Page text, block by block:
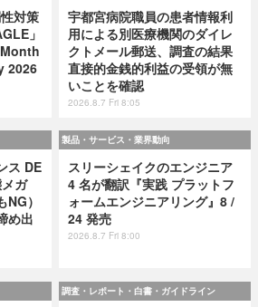
対策
」
2026
宇都宮病院職員の患者情報利
用による別医療機関のダイレ
クトメール郵送、調査の結果
直接的金銭的利益の受領が無
いことを確認
2026.8.7 Fri 8:05
ス DE
ガ
）
め出
製品・サービス・業界動向
スリーシェイクのエンジニア
4 名が翻訳『実践 プラットフ
ォームエンジニアリング』8 /
24 発売
2026.8.7 Fri 8:00
調査・レポート・白書・ガイドライン